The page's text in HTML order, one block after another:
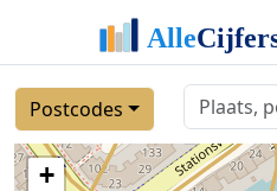
Postcodes
+